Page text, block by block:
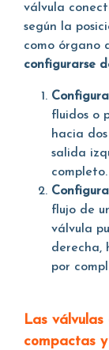
válvula
según la
como órgano
configurarse
fluidos o
hacia
salida
completo.
flujo de
válvula
derecha,
por
Las válvulas de mariposa: soluciones
compactas